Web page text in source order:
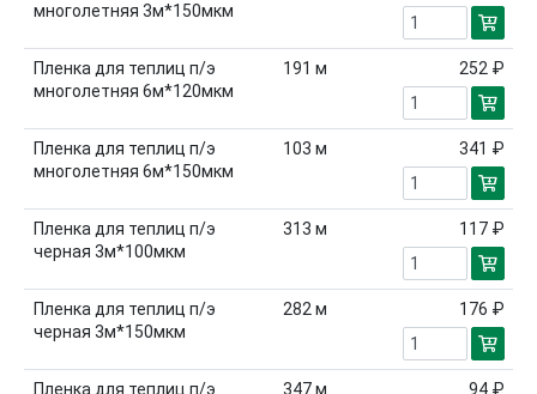
многолетняя 3м*150мкм
Пленка для теплиц п/э
многолетняя 6м*120мкм
191 м 252 ₽
Пленка для теплиц п/э
многолетняя 6м*150мкм
103 м 341 ₽
Пленка для теплиц п/э
черная 3м*100мкм
313 м 117 ₽
Пленка для теплиц п/э
черная 3м*150мкм
282м 176 ₽
Пленка для теплиц п/э
347м 94 ₽